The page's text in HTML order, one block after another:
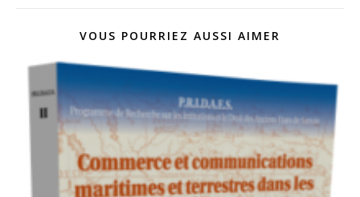
VOUS POURRIEZ AUSSI AIMER